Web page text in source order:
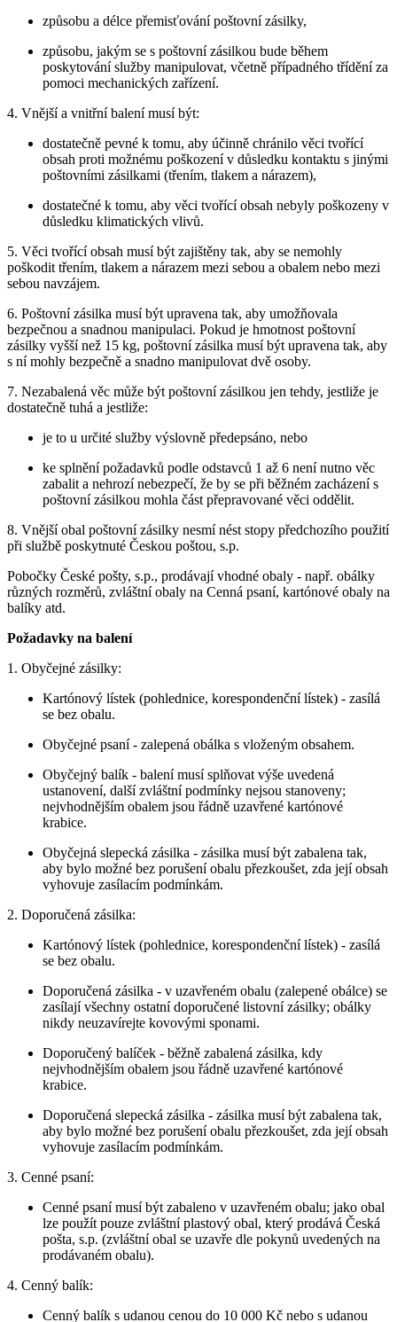
způsobu a délce přemisťování poštovní zásilky,
způsobu, jakým se s poštovní zásilkou bude během
poskytování služby manipulovat, včetně případného třídění za
pomoci mechanických zařízení.
4. Vnější a vnitřní balení musí být:
dostatečně pevné k tomu, aby účinně chránilo věci tvořící
obsah proti možnému poškození v důsledku kontaktu s jinými
poštovními zásilkami (třením, tlakem a nárazem),
dostatečné k tomu, aby věci tvořící obsah nebyly poškozeny v
důsledku klimatických vlivů.
5. Věci tvořící obsah musí být zajištěny tak, aby se nemohly
poškodit třením, tlakem a nárazem mezi sebou a obalem nebo mezi
sebou navzájem.
6. Poštovní zásilka musí být upravena tak, aby umožňovala
bezpečnou a snadnou manipulaci. Pokud je hmotnost poštovní
zásilky vyšší než 15 kg, poštovní zásilka musí být upravena tak, aby
s ní mohly bezpečně a snadno manipulovat dvě osoby.
7. Nezabalená věc může být poštovní zásilkou jen tehdy, jestliže je
dostatečně tuhá a jestliže:
je to u určité služby výslovně předepsáno, nebo
ke splnění požadavků podle odstavců 1 až 6 není nutno věc
zabalit a nehrozí nebezpečí, že by se při běžném zacházení s
poštovní zásilkou mohla část přepravované věci oddělit.
8. Vnější obal poštovní zásilky nesmí nést stopy předchozího použití
při službě poskytnuté Českou poštou, s.p.
Pobočky České pošty, s.p., prodávají vhodné obaly - např. obálky
různých rozměrů, zvláštní obaly na Cenná psaní, kartónové obaly na
balíky atd.
Požadavky na balení
1. Obyčejné zásilky:
Kartónový lístek (pohlednice, korespondenční lístek) - zasílá
se bez obalu.
Obyčejné psaní - zalepená obálka s vloženým obsahem.
Obyčejný balík - balení musí splňovat výše uvedená
ustanovení, další zvláštní podmínky nejsou stanoveny;
nejvhodnějším obalem jsou řádně uzavřené kartónové
krabice.
Obyčejná slepecká zásilka - zásilka musí být zabalena tak,
aby bylo možné bez porušení obalu přezkoušet, zda její obsah
vyhovuje zasílacím podmínkám.
2. Doporučená zásilka:
Kartónový lístek (pohlednice, korespondenční lístek) - zasílá
se bez obalu.
Doporučená zásilka - v uzavřeném obalu (zalepené obálce) se
zasílají všechny ostatní doporučené listovní zásilky; obálky
nikdy neuzavírejte kovovými sponami.
Doporučený balíček - běžně zabalená zásilka, kdy
nejvhodnějším obalem jsou řádně uzavřené kartónové
krabice.
Doporučená slepecká zásilka - zásilka musí být zabalena tak,
aby bylo možné bez porušení obalu přezkoušet, zda její obsah
vyhovuje zasílacím podmínkám.
3. Cenné psaní:
Cenné psaní musí být zabaleno v uzavřeném obalu; jako obal
lze použít pouze zvláštní plastový obal, který prodává Česká
pošta, s.p. (zvláštní obal se uzavře dle pokynů uvedených na
prodávaném obalu).
4. Cenný balík:
Cenný balík s udanou cenou do 10 000 Kč nebo s udanou